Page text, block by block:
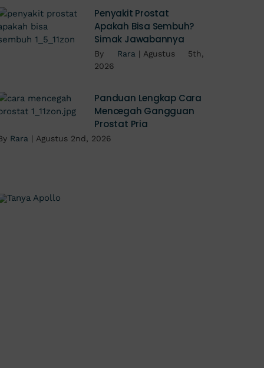
Penyakit Prostat
Apakah Bisa Sembuh?
Simak Jawabannya
By Rara | Agustus 5th,
2026
Panduan Lengkap Cara
Mencegah Gangguan
Prostat Pria
Rara | Agustus 2nd, 2026